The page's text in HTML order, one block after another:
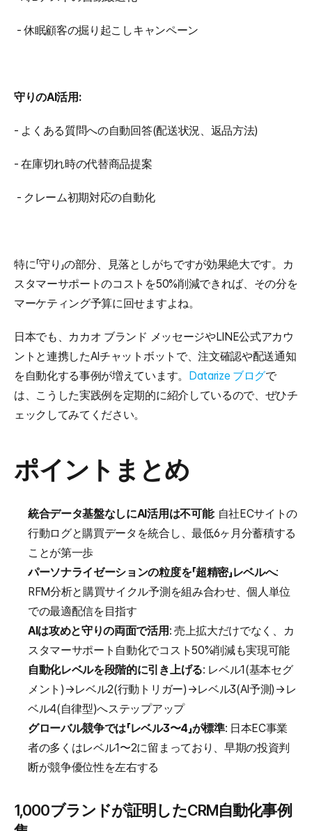
- 休眠顧客の掘り起こしキャンペーン
守りのAI活用:
- よくある質問への自動回答(配送状況、返品方法)
- 在庫切れ時の代替商品提案
- クレーム初期対応の自動化
特に「守り」の部分、見落としがちですが効果絶大です。カ
スタマーサポートのコストを50%削減できれば、その分を
マーケティング予算に回せますよね。
日本でも、カカオ ブランド メッセージやLINE公式アカウ
ントと連携したAIチャットボットで、注文確認や配送通知
を自動化する事例が増えています。 Datarize ブログで
は、こうした実践例を定期的に紹介しているので、ぜひチ
ェックしてみてください。
ポイントまとめ
統合データ基盤なしにAI活用は不可能: 自社ECサイトの
行動ログと購買データを統合し、最低6ヶ月分蓄積する
ことが第一歩
パーソナライゼーションの粒度を「超精密」レベルへ:
RFM分析と購買サイクル予測を組み合わせ、個人単位
での最適配信を目指す
AIは攻めと守りの両面で活用 : 売上拡大だけでなく、カ
スタマーサポート自動化でコスト50%削減も実現可能
自動化レベルを段階的に引き上げる: レベル1(基本セグ
メント)→レベル2(行動トリガー)→レベル3(AI予測)→レ
ベル4(自律型)へステップアップ
グローバル競争では「レベル3〜4」が標準: 日本EC事業
者の多くはレベル1〜2に留まっており、早期の投資判
断が競争優位性を左右する
1,000ブランドが証明したCRM自動化事例